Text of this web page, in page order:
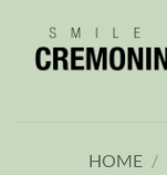
contenuti
HOME /